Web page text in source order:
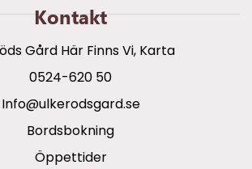
Kontakt
Gård Här Finns Vi, Karta
0524-620 50
info@ulkerodsgard.se
Bordsbokning
Öppettider